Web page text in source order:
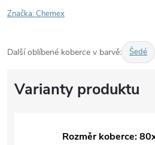
Značka:Chemex
Další oblíbené koberce v barvě: Šedé
Rozměr koberce: